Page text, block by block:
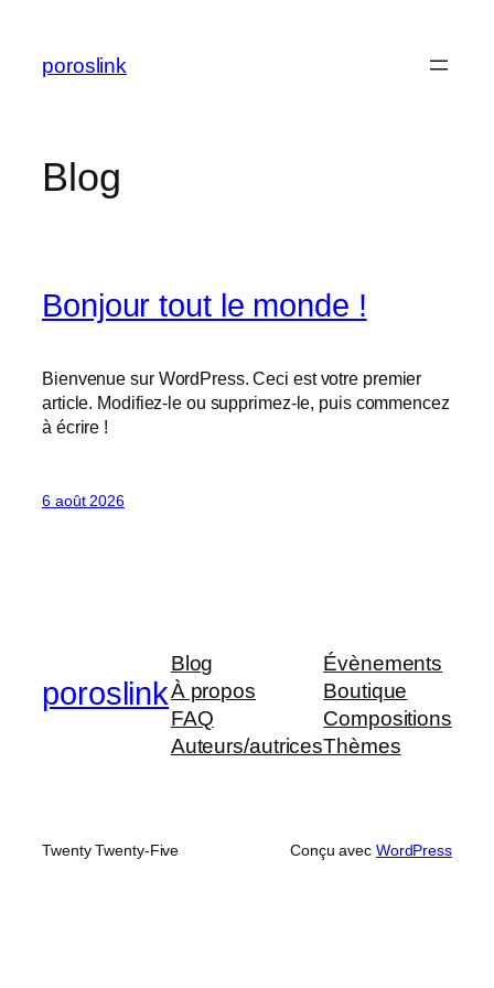
contenu
poroslink
Blog
Bonjour tout le monde !
Bienvenue sur WordPress. Ceci est votre premier
article. Modifiez-le ou supprimez-le, puis commencez
à écrire !
6 août 2026
poroslink
Blog
À propos
FAQ
Auteurs/autrices
Évènements
Boutique
Compositions
Thèmes
Twenty Twenty-Five Conçu avec WordPress